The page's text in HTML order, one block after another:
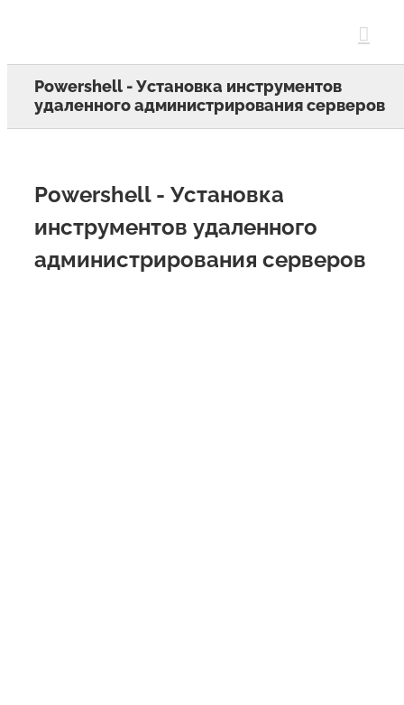
Powershell - Установка инструментов
удаленного администрирования серверов
Powershell - Установка
инструментов удаленного
администрирования серверов